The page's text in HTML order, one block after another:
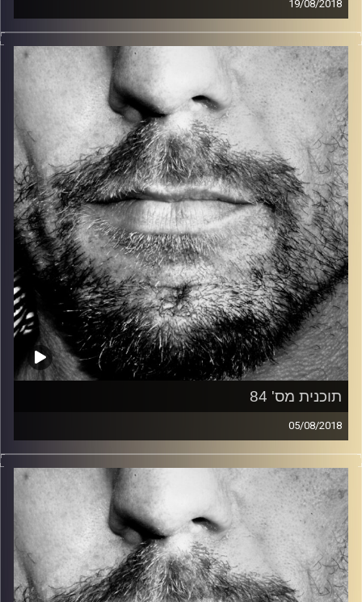
19/08/2018
זיפים, מוזיקה מחוספסת של הופעות חיות. הרבה ג'אם, רוק,
בלוז, bluegrass, ג'אז, Fאנק, פרוגרסיב ואפילו אלקטרוניקה.
כל מה שחי, אמיתי ונושם.
עם שמוליק רגב.
קרדיט תמונות: David Goehring
תוכנית מס' 84
05/08/2018
זיפים, מוזיקה מחוספסת של הופעות חיות. הרבה ג'אם, רוק,
בלוז, bluegrass, ג'אז, Fאנק, פרוגרסיב ואפילו אלקטרוניקה.
כל מה שחי, אמיתי ונושם.
עם שמוליק רגב.
קרדיט תמונות: David Goehring